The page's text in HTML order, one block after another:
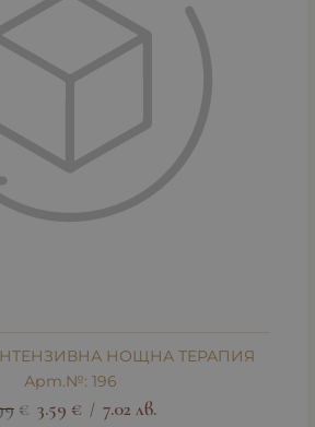
НОЩНА ТЕРАПИЯ
Арт.№: 196
€ 3.59 € / 7.02 лв.